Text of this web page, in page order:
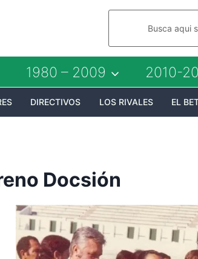
Busca aqui
1980 – 2009 2010-
DIRECTIVOS LOS RIVALES EL
Docsión